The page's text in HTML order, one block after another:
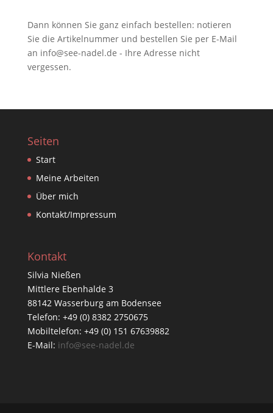
Dann können Sie ganz einfach bestellen: notieren
Sie die Artikelnummer und bestellen Sie per E-Mail
an info@see-nadel.de - Ihre Adresse nicht
vergessen.
Seiten
Start
Meine Arbeiten
Über mich
Kontakt/Impressum
Kontakt
Silvia Nießen
Mittlere Ebenhalde 3
88142 Wasserburg am Bodensee
Telefon: +49 (0) 8382 2750675
Mobiltelefon: +49 (0) 151 67639882
E-Mail: info@see-nadel.de